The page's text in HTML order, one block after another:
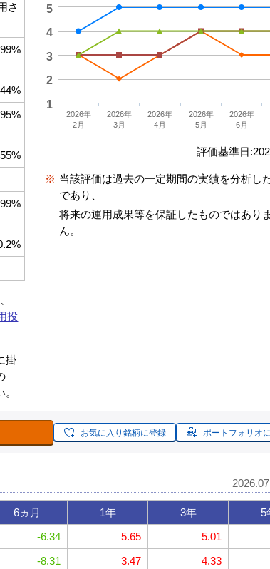
さ
投
掛
2026年
2月
2026年
3月
2026年
4月
2026年
5月
2026年
6月
1
2
3
4
5
評価基準日
※ 当該評価は過去の一定期間の実績を分析し
であり、
将来の運用成果等を保証したものではあり
ん。
お気に入り銘柄に登録 ポートフォリオ
6ヵ月 1年 3年
5
-6.34 5.65
5.01
-8.31 3.47 4.33